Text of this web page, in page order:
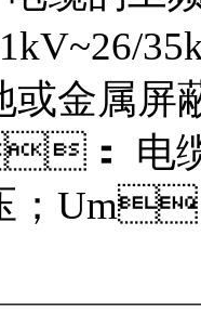
1kV~26/
或金属屏
： 电缆
；